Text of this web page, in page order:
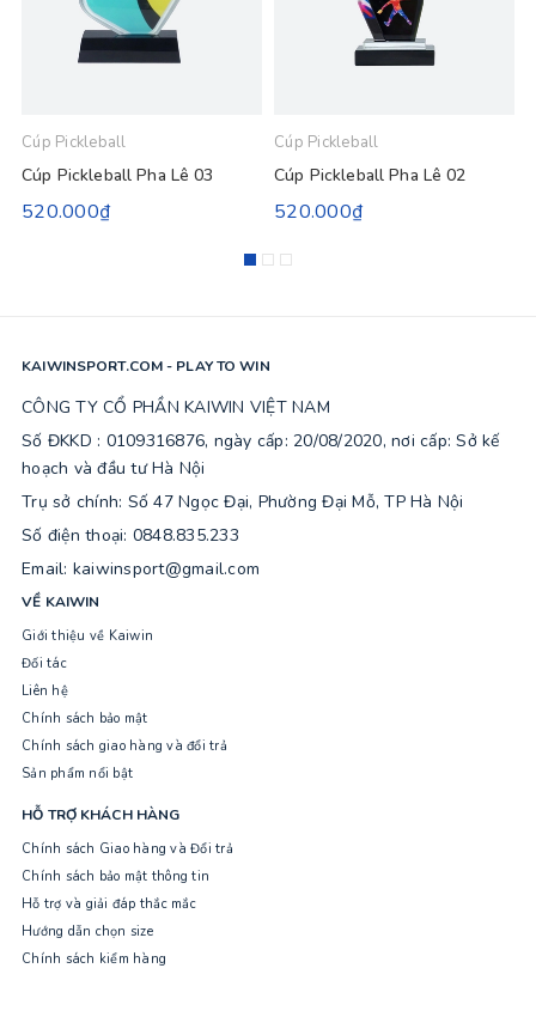
Cúp Pickleball
Cúp Pickleball Pha Lê 03
520.000₫
Cúp Pickleball
Cúp Pickleball Pha Lê 02
520.000₫
KAIWINSPORT.COM - PLAY TO WIN
CÔNG TY CỔ PHẦN KAIWIN VIỆT NAM
Số ĐKKD : 0109316876, ngày cấp: 20/08/2020, nơi cấp: Sở kế
hoạch và đầu tư Hà Nội
Trụ sở chính: Số 47 Ngọc Đại, Phường Đại Mỗ, TP Hà Nội
Số điện thoại: 0848.835.233
Email: kaiwinsport@gmail.com
VỀ KAIWIN
Giới thiệu về Kaiwin
Đối tác
Liên hệ
Chính sách bảo mật
Chính sách giao hàng và đổi trả
Sản phẩm nổi bật
HỖ TRỢ KHÁCH HÀNG
Chính sách Giao hàng và Đổi trả
Chính sách bảo mật thông tin
Hỗ trợ và giải đáp thắc mắc
Hướng dẫn chọn size
Chính sách kiểm hàng